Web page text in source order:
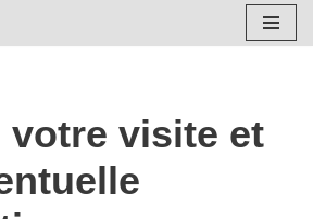
votre visite et